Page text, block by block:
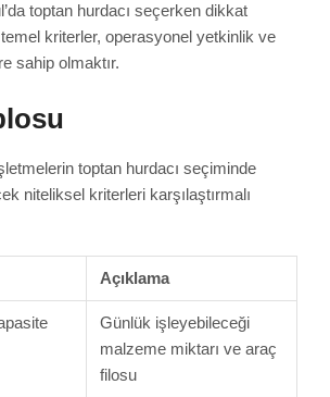
toptan hurdacı seçerken dikkat
kriterler, operasyonel yetkinlik ve
sahip olmaktır.
toptan hurdacı seçiminde
niteliksel kriterleri karşılaştırmalı
Açıklama
Günlük işleyebileceği
malzeme miktarı ve araç
filosu